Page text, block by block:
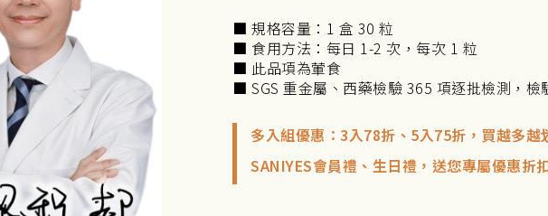
■ 規格容量：1 盒 30 粒
■ 食用方法：每日 1-2 次，每次 1 粒
■ 此品項為葷食
■ SGS 重金屬、西藥檢驗 365 項逐批檢測，檢
多入組優惠：3入78折、5入75折，買越多越
SANIYES會員禮、生日禮，送您專屬優惠折